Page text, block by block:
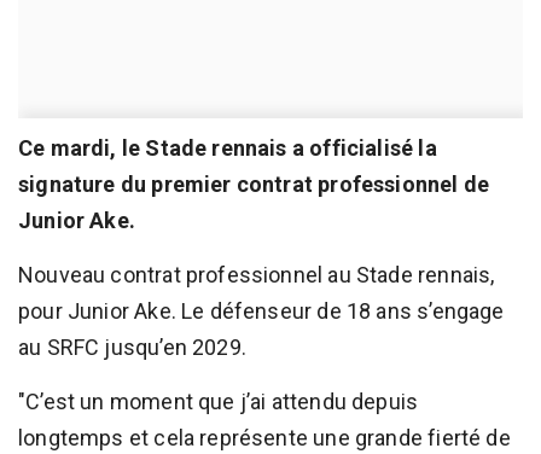
Ce mardi, le Stade rennais a officialisé la
signature du premier contrat professionnel de
Junior Ake.
Nouveau contrat professionnel au Stade rennais,
pour Junior Ake. Le défenseur de 18 ans s’engage
au SRFC jusqu’en 2029.
"C’est un moment que j’ai attendu depuis
longtemps et cela représente une grande fierté de